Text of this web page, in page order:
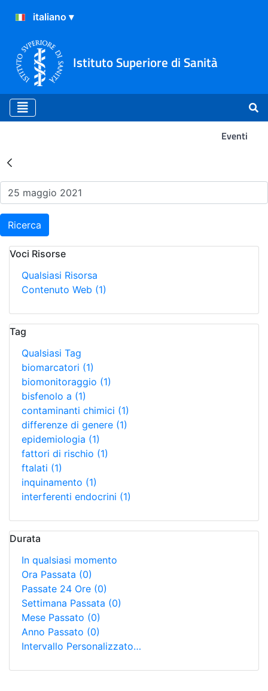
Istituto Superiore di Sanità
Eventi
Risultati della Ricerca -
Ricerca
Voci Risorse
Qualsiasi Risorsa
Contenuto Web (1)
Tag
Qualsiasi Tag
biomarcatori (1)
biomonitoraggio (1)
bisfenolo a (1)
contaminanti chimici (1)
differenze di genere (1)
epidemiologia (1)
fattori di rischio (1)
ftalati (1)
inquinamento (1)
interferenti endocrini (1)
Durata
In qualsiasi momento
Ora Passata (0)
Passate 24 Ore (0)
Settimana Passata (0)
Mese Passato (0)
Anno Passato (0)
Intervallo Personalizzato…